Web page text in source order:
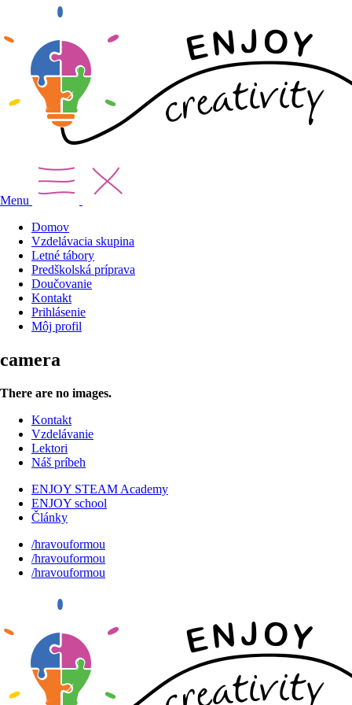
Menu
Domov
Vzdelávacia skupina
Letné tábory
Predškolská príprava
Doučovanie
Kontakt
Prihlásenie
Môj profil
camera
There are no images.
Kontakt
Vzdelávanie
Lektori
Náš príbeh
ENJOY STEAM Academy
ENJOY school
Články
/hravouformou
/hravouformou
/hravouformou